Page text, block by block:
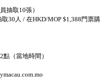
抽取10張）
30人 / 在HKD/MOP $1,388門票購
（當地時間）